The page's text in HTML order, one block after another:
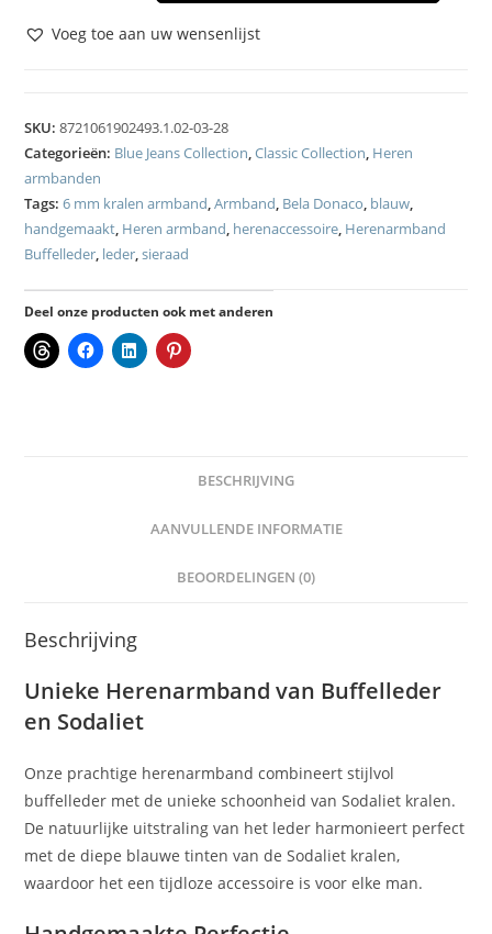
Voeg toe aan uw wensenlijst
SKU:8721061902493.1.02-03-28
Categorieën: Blue Jeans Collection,Classic Collection, Heren
armbanden
Tags:6 mm kralen armband,Armband, Bela Donaco, blauw,
handgemaakt, Heren armband, herenaccessoire, Herenarmband
Buffelleder, leder,sieraad
Deel onze producten ook met anderen
BESCHRIJVING
AANVULLENDE INFORMATIE
BEOORDELINGEN (0)
Beschrijving
Unieke Herenarmband van Buffelleder
en Sodaliet
Onze prachtige herenarmband combineert stijlvol
buffelleder met de unieke schoonheid van Sodaliet kralen.
De natuurlijke uitstraling van het leder harmonieert perfect
met de diepe blauwe tinten van de Sodaliet kralen,
waardoor het een tijdloze accessoire is voor elke man.